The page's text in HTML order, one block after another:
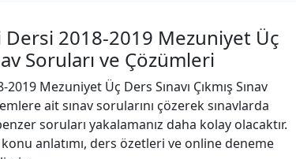
2018-2019 Mezuniyet Üç
Soruları ve Çözümleri
2019 Mezuniyet Üç Ders Sınavı Çıkmış Sınav
ait sınav sorularını çözerek sınavlarda
soruları yakalamanız daha kolay olacaktır.
konu anlatımı, ders özetleri ve online deneme